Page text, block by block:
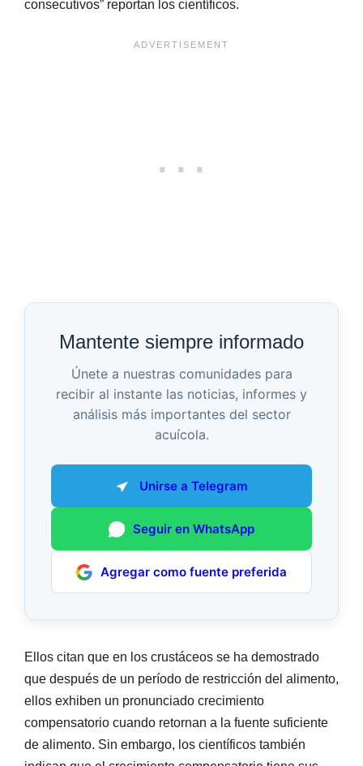
consecutivos” reportan los científicos.
Mantente siempre informado
Únete a nuestras comunidades para
recibir al instante las noticias, informes y
análisis más importantes del sector
acuícola.
Unirse a Telegram
Seguir en WhatsApp
Agregar como fuente preferida
Ellos citan que en los crustáceos se ha demostrado
que después de un período de restricción del alimento,
ellos exhiben un pronunciado crecimiento
compensatorio cuando retornan a la fuente suficiente
de alimento. Sin embargo, los científicos también